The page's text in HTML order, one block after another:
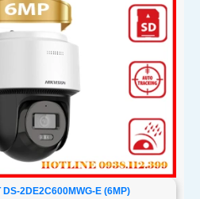
2DE2C600MWG-E (6MP)